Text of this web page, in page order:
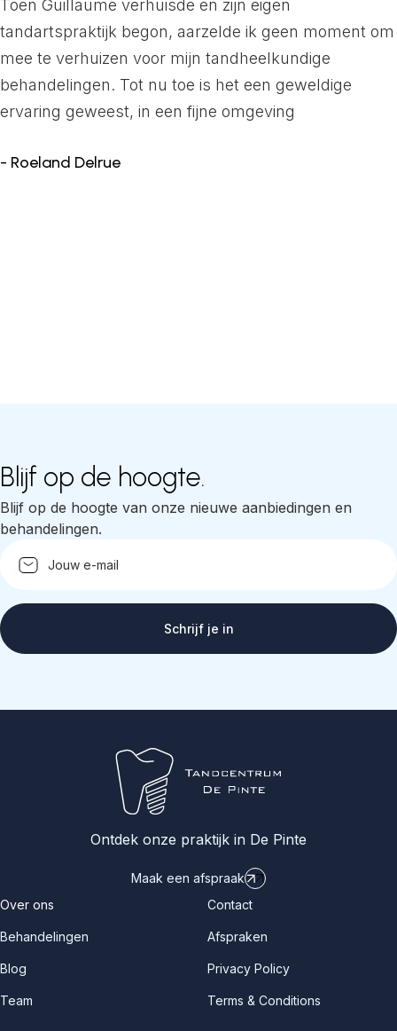
Toen Guillaume verhuisde en zijn eigen
tandartspraktijk begon, aarzelde ik geen moment om
mee te verhuizen voor mijn tandheelkundige
behandelingen. Tot nu toe is het een geweldige
ervaring geweest, in een fijne omgeving
- Roeland Delrue
Blijf op de hoogte.
Blijf op de hoogte van onze nieuwe aanbiedingen en
behandelingen.
Ontdek onze praktijk in De Pinte
Maak een afspraak
Over ons
Behandelingen
Blog
Team
Contact
Afspraken
Privacy Policy
Terms & Conditions